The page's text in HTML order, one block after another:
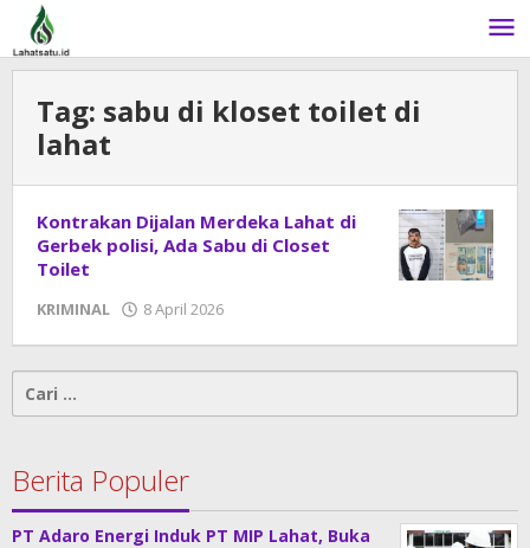
Lewati
konten
Tag: sabu di kloset toilet di
lahat
Kontrakan Dijalan Merdeka Lahat di
Gerbek polisi, Ada Sabu di Closet
Toilet
KRIMINAL 8 April 2026
Cari
untuk:
Berita Populer
PT Adaro Energi Induk PT MIP Lahat, Buka